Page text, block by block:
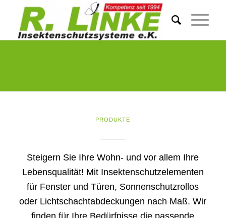
PRODUKTE
Steigern Sie Ihre Wohn- und vor allem Ihre
Lebensqualität! Mit Insektenschutzelementen
für Fenster und Türen, Sonnenschutzrollos
oder Lichtschachtabdeckungen nach Maß. Wir
finden für Ihre Bedürfnisse die passende